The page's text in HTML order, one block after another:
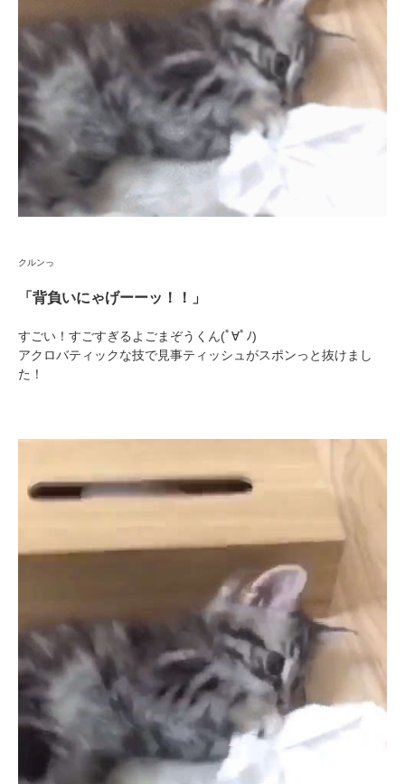
クルンっ
「背負いにゃげーーッ！！」
すごい！すごすぎるよごまぞうくん(ﾟ∀ﾟﾉ)
アクロバティックな技で見事ティッシュがスポンっと抜けまし
た！
pecodogs
いぬ部をフォロー
pecocats
ねこ部をフォロー
アプリをダウンロードする